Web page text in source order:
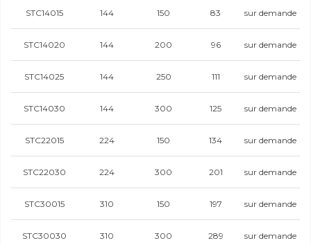
STC14015 144 150 83 sur demande
STC14020 144 200 96 sur demande
STC14025 144 250 111 sur demande
STC14030 144 300 125 sur demande
STC22015 224 150 134 sur demande
STC22030 224 300 201 sur demande
STC30015 310 150 197 sur demande
STC30030 310 300 289 sur demande